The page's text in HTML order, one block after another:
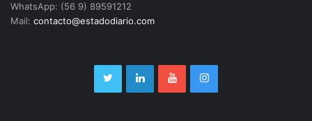
WhatsApp: (56 9) 89591212
Mail: contacto@estadodiario.com